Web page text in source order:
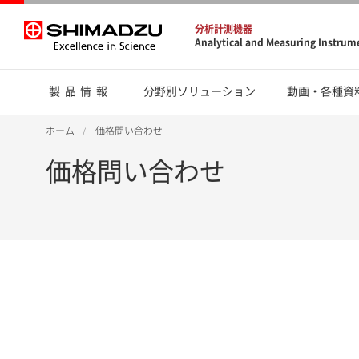
分析計測機器
Analytical and Measuring
製品情報 分野別ソリューション 動画・各種資
ホーム 価格問い合わせ
価格問い合わせ